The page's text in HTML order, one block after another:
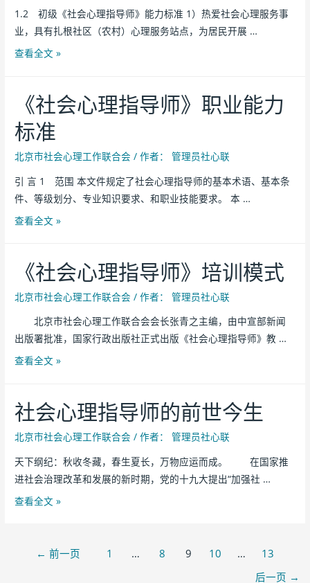
1.2 初级《社会心理指导师》能力标准 1）热爱社会心理服务事
业，具有扎根社区（农村）心理服务站点，为居民开展 …
查看全文 »
《社会心理指导师》职业能力
标准
北京市社会心理工作联合会 / 作者：
管理员社心联
引 言 1 范围 本文件规定了社会心理指导师的基本术语、基本条
件、等级划分、专业知识要求、和职业技能要求。 本 …
查看全文 »
《社会心理指导师》培训模式
北京市社会心理工作联合会 / 作者：
管理员社心联
北京市社会心理工作联合会会长张青之主编，由中宣部新闻
出版署批准，国家行政出版社正式出版《社会心理指导师》教 …
查看全文 »
社会心理指导师的前世今生
北京市社会心理工作联合会 / 作者：
管理员社心联
天下纲纪：秋收冬藏，春生夏长，万物应运而成。 在国家推
进社会治理改革和发展的新时期，党的十九大提出“加强社 …
查看全文 »
← 前一页 1 … 8 9 10 …
13
后一页 →